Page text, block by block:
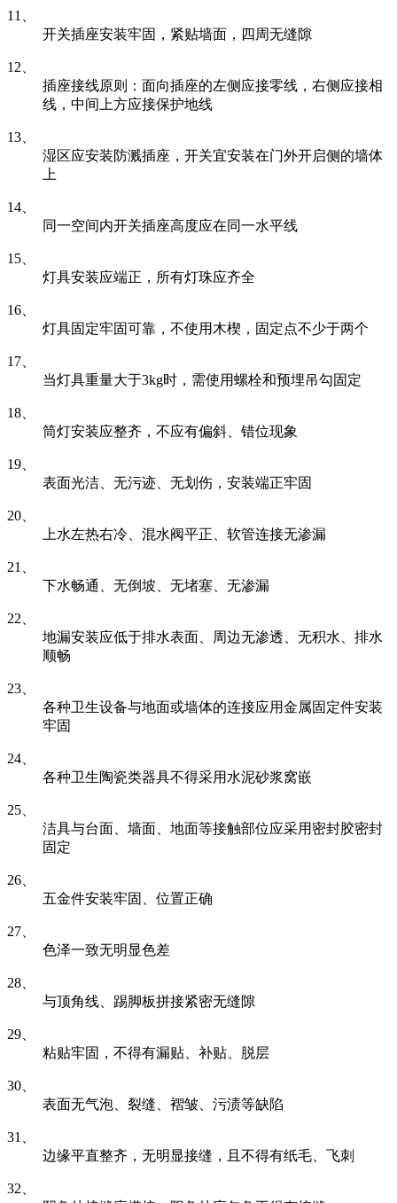
11、
开关插座安装牢固，紧贴墙面，四周无缝隙
12、
插座接线原则：面向插座的左侧应接零线，右侧应接相
线，中间上方应接保护地线
13、
湿区应安装防溅插座，开关宜安装在门外开启侧的墙体
上
14、
同一空间内开关插座高度应在同一水平线
15、
灯具安装应端正，所有灯珠应齐全
16、
灯具固定牢固可靠，不使用木楔，固定点不少于两个
17、
当灯具重量大于3kg时，需使用螺栓和预埋吊勾固定
18、
筒灯安装应整齐，不应有偏斜、错位现象
19、
表面光洁、无污迹、无划伤，安装端正牢固
20、
上水左热右冷、混水阀平正、软管连接无渗漏
21、
下水畅通、无倒坡、无堵塞、无渗漏
22、
地漏安装应低于排水表面、周边无渗透、无积水、排水
顺畅
23、
各种卫生设备与地面或墙体的连接应用金属固定件安装
牢固
24、
各种卫生陶瓷类器具不得采用水泥砂浆窝嵌
25、
洁具与台面、墙面、地面等接触部位应采用密封胶密封
固定
26、
五金件安装牢固、位置正确
27、
色泽一致无明显色差
28、
与顶角线、踢脚板拼接紧密无缝隙
29、
粘贴牢固，不得有漏贴、补贴、脱层
30、
表面无气泡、裂缝、褶皱、污渍等缺陷
31、
边缘平直整齐，无明显接缝，且不得有纸毛、飞刺
32、